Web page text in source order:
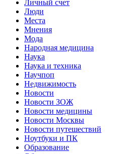
Личный счет
Люди
Места
Мнения
Мода
Народная медицина
Наука
Наука и техника
Научпоп
Недвижимость
Новости
Новости ЗОЖ
Новости медицины
Новости Москвы
Новости путешествий
Ноутбуки и ПК
Образование